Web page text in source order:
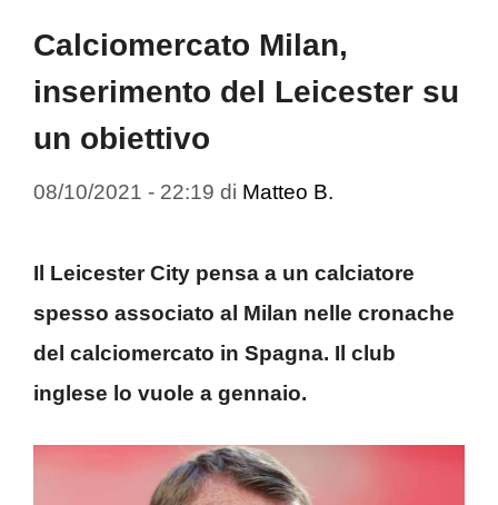
Calciomercato Milan,
inserimento del Leicester su
un obiettivo
08/10/2021 - 22:19 di Matteo B.
Il Leicester City pensa a un calciatore
spesso associato al Milan nelle cronache
del calciomercato in Spagna. Il club
inglese lo vuole a gennaio.